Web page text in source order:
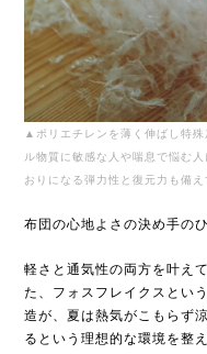
▲ポリエチレンを薄く伸ばし特
ル物質に敏感な人や喘息で悩む
おりになる弾力性と復元力も備え
布団の心地よさの決め手の
軽さと通気性の両方を叶え
た、フォスフレイクスとい
造が、夏は熱気がこもらず
るという理想的な環境を整え